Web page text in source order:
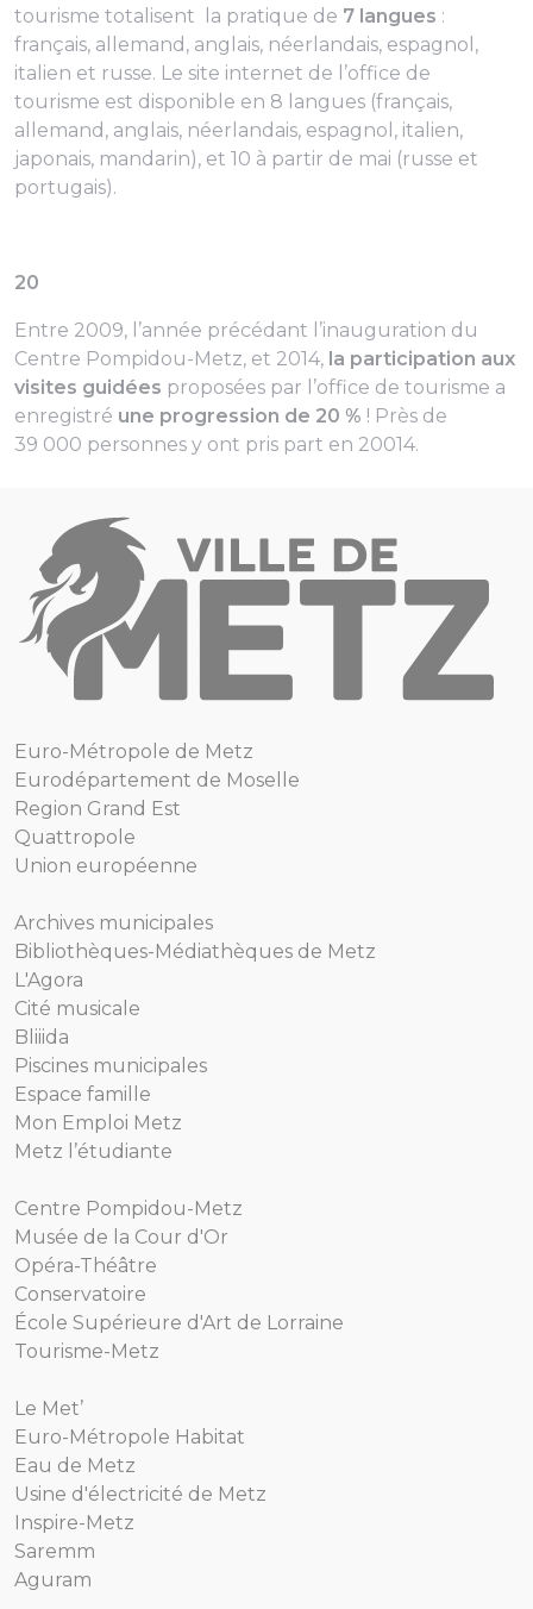
tourisme totalisent la pratique de 7 langues :
français, allemand, anglais, néerlandais, espagnol,
italien et russe. Le site internet de l’office de
tourisme est disponible en 8 langues (français,
allemand, anglais, néerlandais, espagnol, italien,
japonais, mandarin), et 10 à partir de mai (russe et
portugais).
20
Entre 2009, l’année précédant l’inauguration du
Centre Pompidou-Metz, et 2014, la participation aux
visites guidées proposées par l’office de tourisme a
enregistré une progression de 20 % ! Près de
39 000 personnes y ont pris part en 20014.
Euro-Métropole de Metz
Eurodépartement de Moselle
Region Grand Est
Quattropole
Union européenne
Archives municipales
Bibliothèques-Médiathèques de Metz
L'Agora
Cité musicale
Bliiida
Piscines municipales
Espace famille
Mon Emploi Metz
Metz l’étudiante
Centre Pompidou-Metz
Musée de la Cour d'Or
Opéra-Théâtre
Conservatoire
École Supérieure d'Art de Lorraine
Tourisme-Metz
Le Met’
Euro-Métropole Habitat
Eau de Metz
Usine d'électricité de Metz
Inspire-Metz
Saremm
Aguram